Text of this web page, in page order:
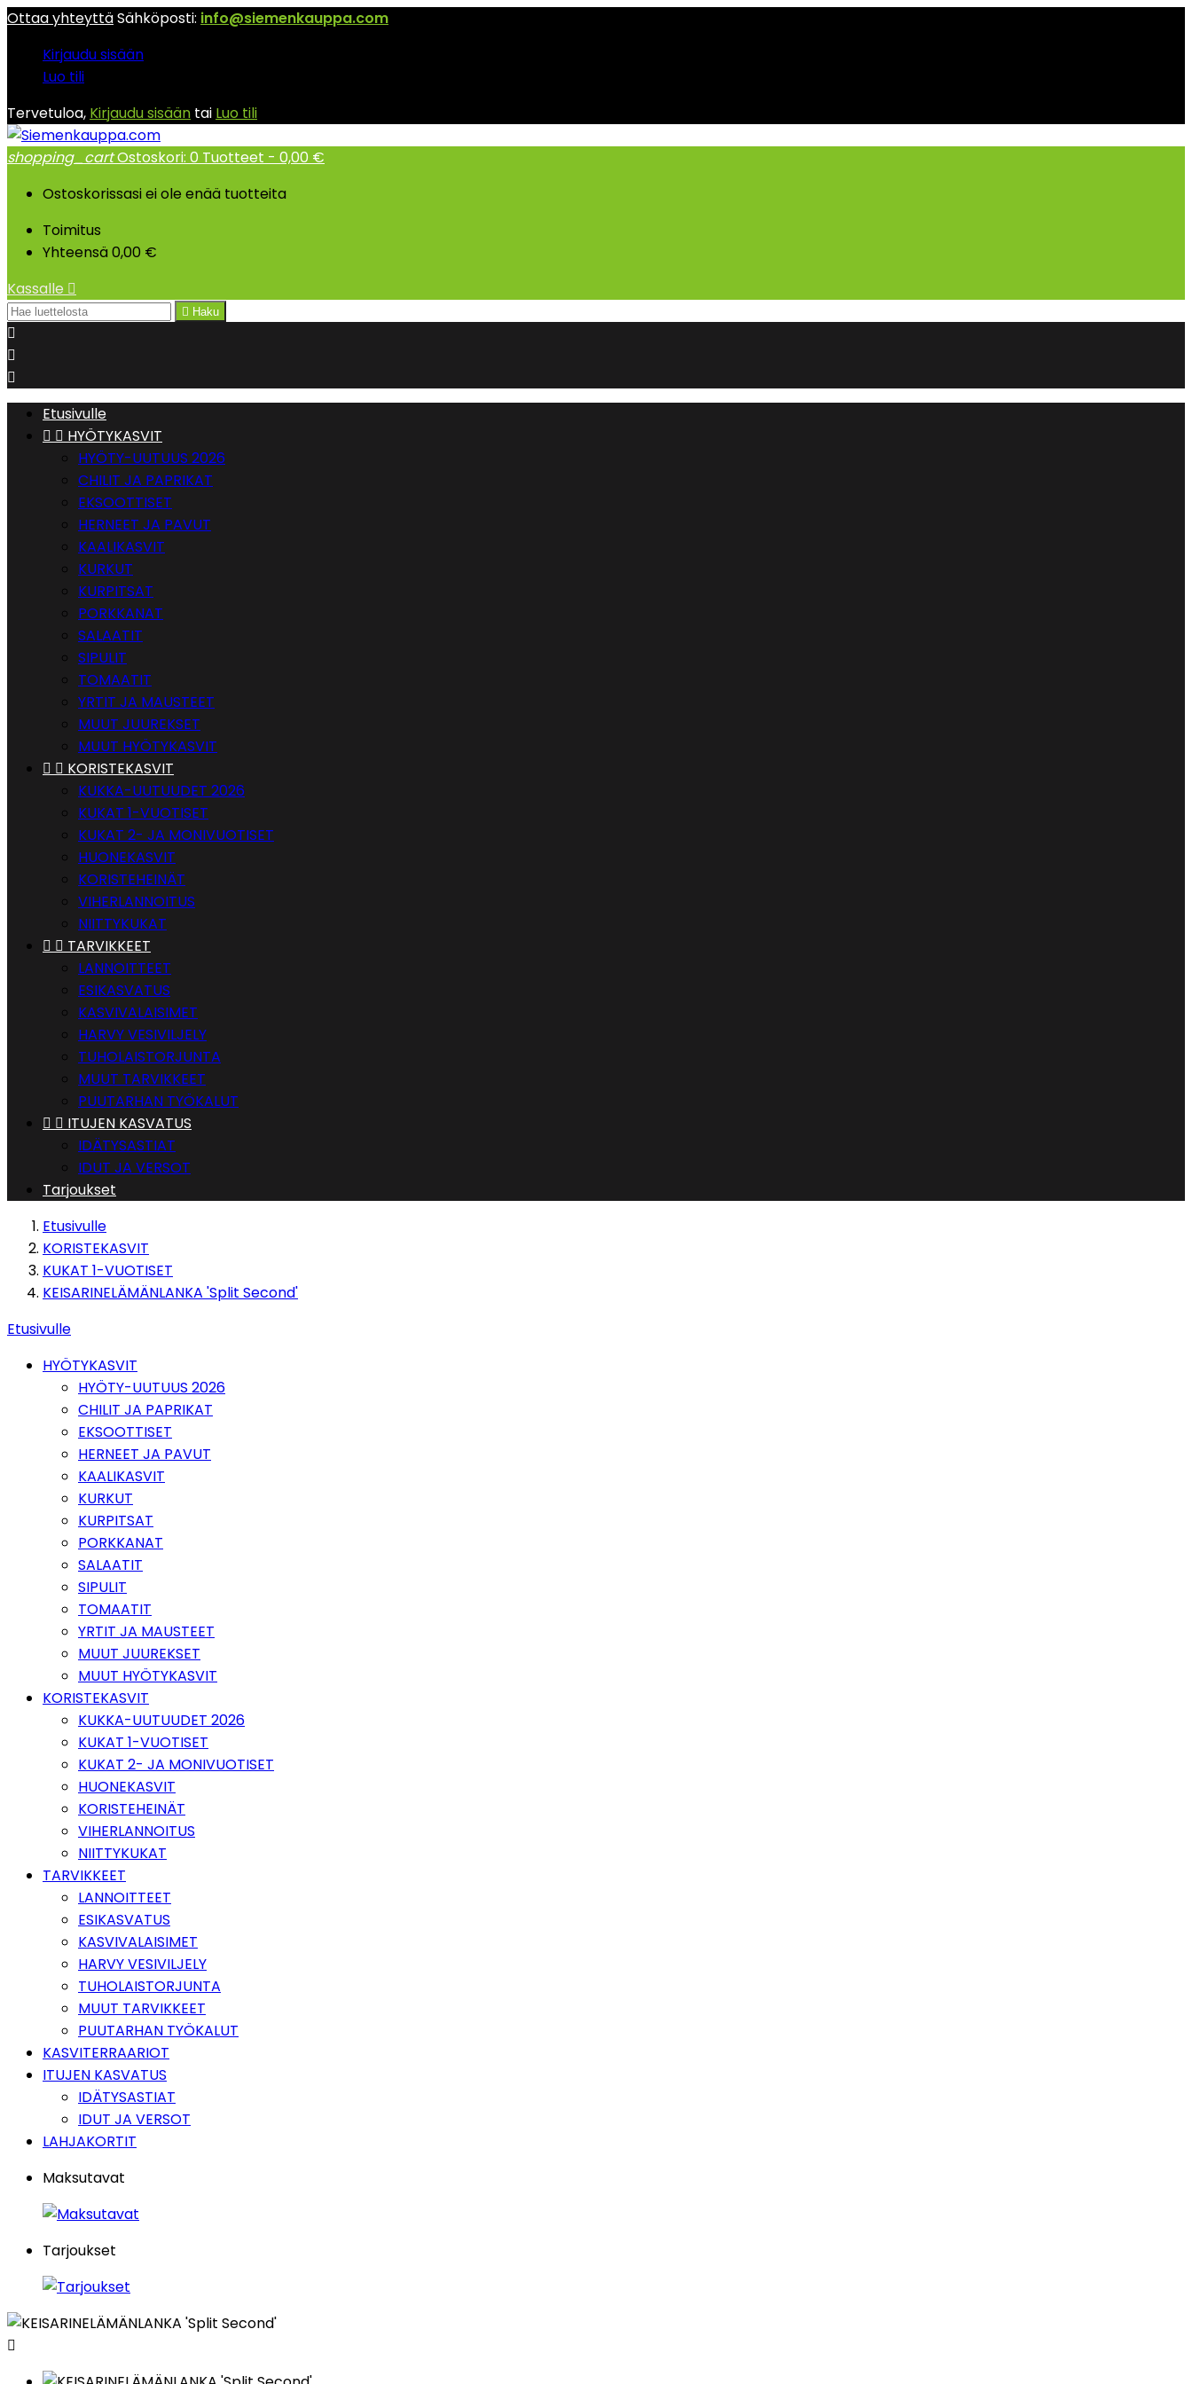
Ottaa yhteyttäSähköposti: info@siemenkauppa.com
Kirjaudu sisään
Luo tili
Tervetuloa, Kirjaudu sisään tai Luo tili
shopping_cartOstoskori: 0 Tuotteet - 0,00 €
Ostoskorissasi ei ole enää tuotteita
Toimitus
Yhteensä0,00 €
Kassalle 
 Haku



Etusivulle
  HYÖTYKASVIT
HYÖTY-UUTUUS 2026
CHILIT JA PAPRIKAT
EKSOOTTISET
HERNEET JA PAVUT
KAALIKASVIT
KURKUT
KURPITSAT
PORKKANAT
SALAATIT
SIPULIT
TOMAATIT
YRTIT JA MAUSTEET
MUUT JUUREKSET
MUUT HYÖTYKASVIT
  KORISTEKASVIT
KUKKA-UUTUUDET 2026
KUKAT 1-VUOTISET
KUKAT 2- JA MONIVUOTISET
HUONEKASVIT
KORISTEHEINÄT
VIHERLANNOITUS
NIITTYKUKAT
  TARVIKKEET
LANNOITTEET
ESIKASVATUS
KASVIVALAISIMET
HARVY VESIVILJELY
TUHOLAISTORJUNTA
MUUT TARVIKKEET
PUUTARHAN TYÖKALUT
  ITUJEN KASVATUS
IDÄTYSASTIAT
IDUT JA VERSOT
Tarjoukset
Etusivulle
KORISTEKASVIT
KUKAT 1-VUOTISET
KEISARINELÄMÄNLANKA 'Split Second'
Etusivulle
HYÖTYKASVIT
HYÖTY-UUTUUS 2026
CHILIT JA PAPRIKAT
EKSOOTTISET
HERNEET JA PAVUT
KAALIKASVIT
KURKUT
KURPITSAT
PORKKANAT
SALAATIT
SIPULIT
TOMAATIT
YRTIT JA MAUSTEET
MUUT JUUREKSET
MUUT HYÖTYKASVIT
KORISTEKASVIT
KUKKA-UUTUUDET 2026
KUKAT 1-VUOTISET
KUKAT 2- JA MONIVUOTISET
HUONEKASVIT
KORISTEHEINÄT
VIHERLANNOITUS
NIITTYKUKAT
TARVIKKEET
LANNOITTEET
ESIKASVATUS
KASVIVALAISIMET
HARVY VESIVILJELY
TUHOLAISTORJUNTA
MUUT TARVIKKEET
PUUTARHAN TYÖKALUT
KASVITERRAARIOT
ITUJEN KASVATUS
IDÄTYSASTIAT
IDUT JA VERSOT
LAHJAKORTIT
Maksutavat
Tarjoukset
